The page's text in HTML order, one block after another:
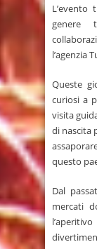
genere
l’agenzia
Queste
curiosi a
visita
di nascita
questo
Dal
mercati